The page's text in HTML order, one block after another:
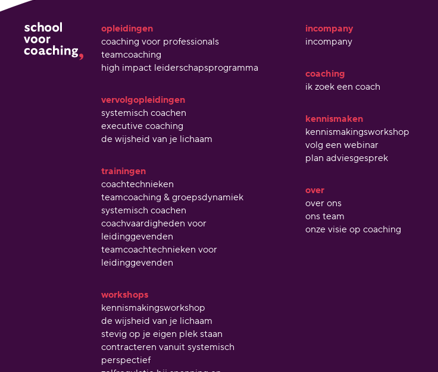
opleidingen
coaching voor professionals
teamcoaching
high impact leiderschapsprogramma
vervolgopleidingen
systemisch coachen
executive coaching
de wijsheid van je lichaam
trainingen
coachtechnieken
teamcoaching & groepsdynamiek
systemisch coachen
coachvaardigheden voor
leidinggevenden
teamcoachtechnieken voor
leidinggevenden
workshops
kennismakingsworkshop
de wijsheid van je lichaam
stevig op je eigen plek staan
contracteren vanuit systemisch
perspectief
incompany
incompany
coaching
ik zoek een coach
kennismaken
kennismakingsworkshop
volg een webinar
plan adviesgesprek
over
over ons
ons team
onze visie op coaching